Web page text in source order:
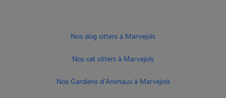
Nos dog sitters à Marvejols
Nos cat sitters à Marvejols
Nos Gardiens d'Animaux à Marvejols